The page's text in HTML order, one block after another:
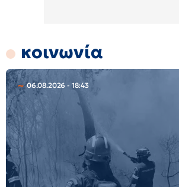
κοινωνία
06.08.2026 - 18:43